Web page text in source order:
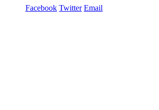
Facebook Twitter Email